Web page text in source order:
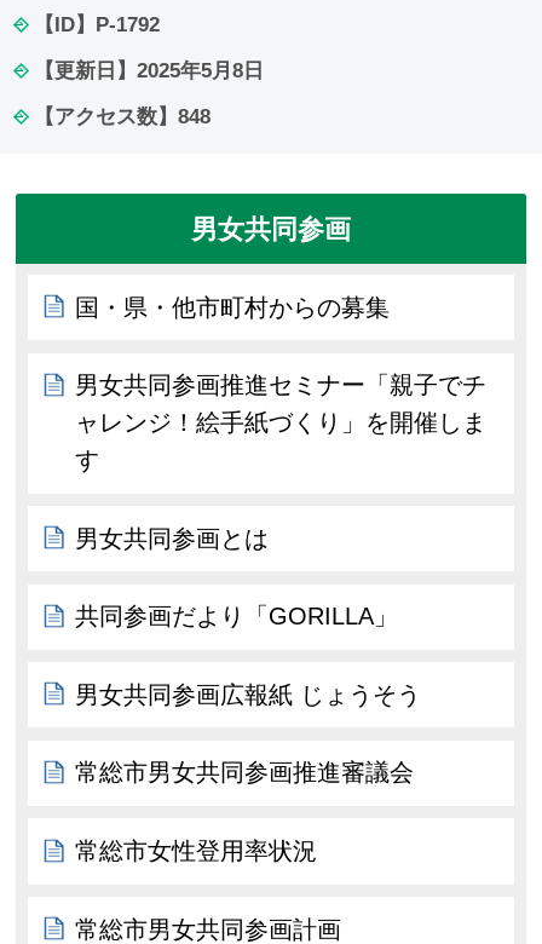
【ID】 P-1792
【更新日】 2025年5月8日
【アクセス数】 848
男女共同参画
国・県・他市町村からの募集
男女共同参画推進セミナー「親子でチ
ャレンジ！絵手紙づくり」を開催しま
す
男女共同参画とは
共同参画だより「GORILLA」
男女共同参画広報紙 じょうそう
常総市男女共同参画推進審議会
常総市女性登用率状況
常総市男女共同参画計画